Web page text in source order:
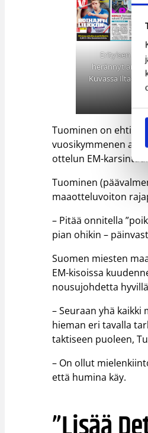
Erityisen
herännyt
Kuvassa Ilta-
Tuominen on ehtinyt
vuosikymmenen
ottelun EM-
Tuominen
maaotteluvoiton
– Pitää onnitella
pian ohikin –
Suomen miesten
EM-kisoissa
nousujohdetta
– Seuraan yhä
hieman eri tavalla
taktiseen puoleen,
– On ollut
että humina käy.